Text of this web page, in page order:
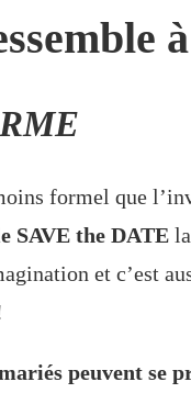
formel que
SAVE the DATE
et c’est
peuvent se